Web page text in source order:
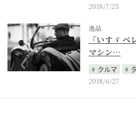
2018/7/25
逸品
「いすゞ
マシン…
クルマ
2018/6/27